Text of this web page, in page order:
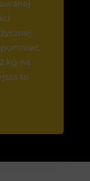
kg na
to